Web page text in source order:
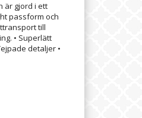
är gjord i ett
passform och
till
• Superlätt
detaljer •